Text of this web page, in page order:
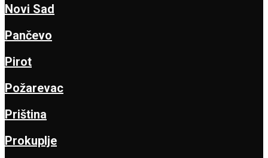
Novi Sad
Pančevo
Pirot
Požarevac
Priština
Prokuplje